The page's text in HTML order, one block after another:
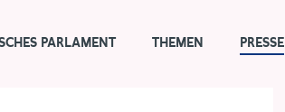
PARLAMENT THEMEN PRESSE